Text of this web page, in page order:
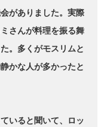
がありました。実際
さんが料理を振る舞
。多くがモスリムと
かな人が多かったと
いると聞いて、ロッ